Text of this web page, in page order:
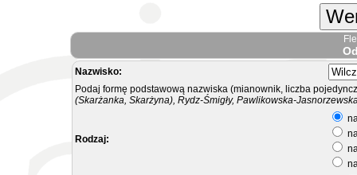
Nazwisko:
Podaj formę podstawową nazwiska (mianownik, liczba
(Skarżanka, Skarżyna), Rydz-Śmigły, Pawlikowska-
Rodzaj: